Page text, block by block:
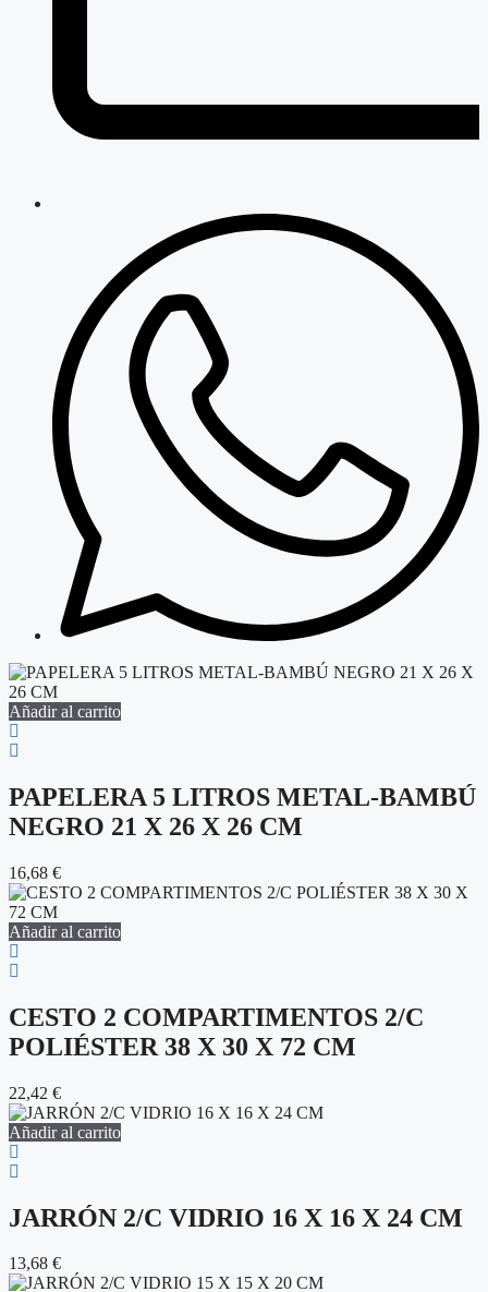
Añadir al carrito
PAPELERA 5 LITROS METAL-BAMBÚ
NEGRO 21 X 26 X 26 CM
16,68 €
Añadir al carrito
CESTO 2 COMPARTIMENTOS 2/C
POLIÉSTER 38 X 30 X 72 CM
22,42 €
Añadir al carrito
JARRÓN 2/C VIDRIO 16 X 16 X 24 CM
13,68 €